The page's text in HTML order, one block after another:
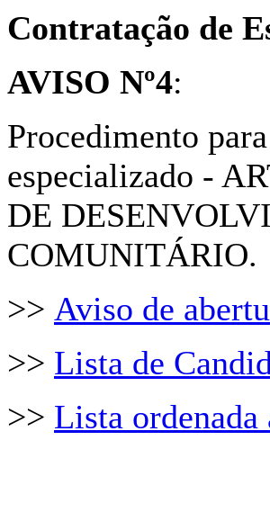
Contratação de
AVISO Nº4:
Procedimento
especializado -
DE
COMUNITÁRIO.
>> Aviso de
>> Lista de
>> Lista